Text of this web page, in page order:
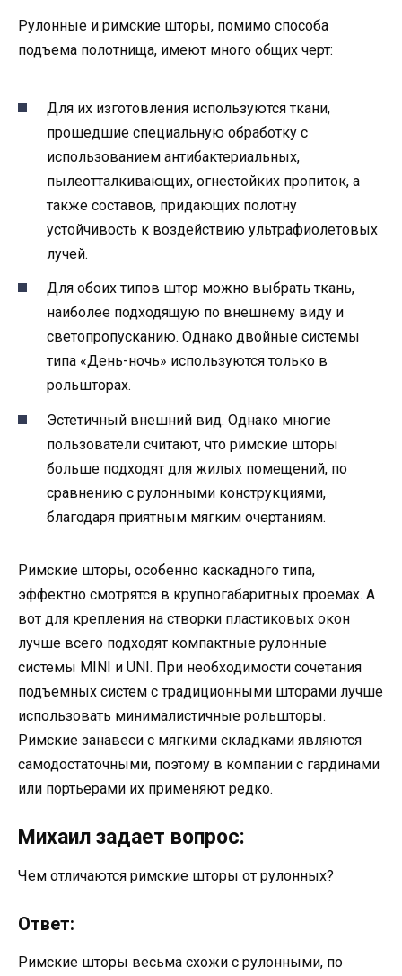
Рулонные и римские шторы, помимо способа
подъема полотнища, имеют много общих черт:
Для их изготовления используются ткани,
прошедшие специальную обработку с
использованием антибактериальных,
пылеотталкивающих, огнестойких пропиток, а
также составов, придающих полотну
устойчивость к воздействию ультрафиолетовых
лучей.
Для обоих типов штор можно выбрать ткань,
наиболее подходящую по внешнему виду и
светопропусканию. Однако двойные системы
типа «День-ночь» используются только в
рольшторах.
Эстетичный внешний вид. Однако многие
пользователи считают, что римские шторы
больше подходят для жилых помещений, по
сравнению с рулонными конструкциями,
благодаря приятным мягким очертаниям.
Римские шторы, особенно каскадного типа,
эффектно смотрятся в крупногабаритных проемах. А
вот для крепления на створки пластиковых окон
лучше всего подходят компактные рулонные
системы MINI и UNI. При необходимости сочетания
подъемных систем с традиционными шторами лучше
использовать минималистичные рольшторы.
Римские занавеси с мягкими складками являются
самодостаточными, поэтому в компании с гардинами
или портьерами их применяют редко.
Михаил задает вопрос:
Чем отличаются римские шторы от рулонных?
Ответ:
Римские шторы весьма схожи с рулонными, по